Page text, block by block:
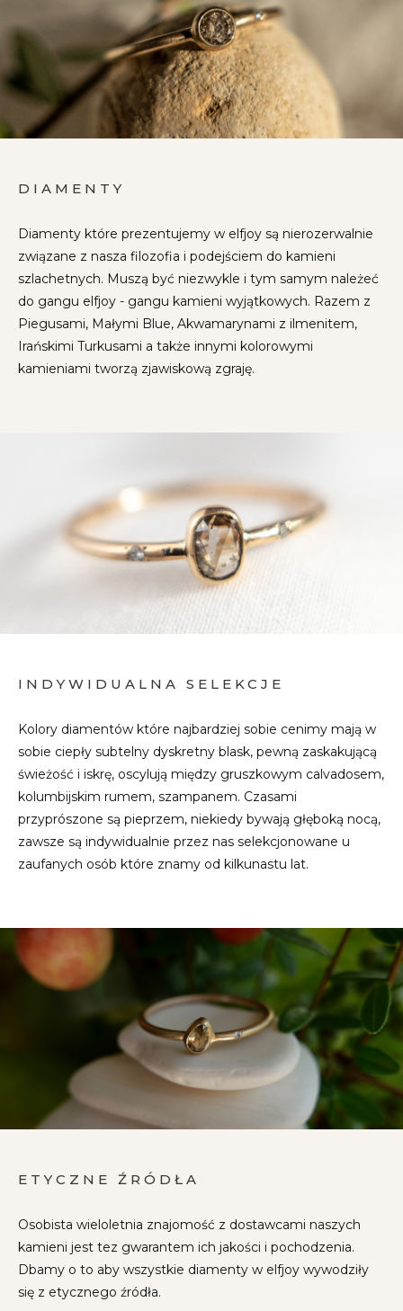
DIAMENTY
Diamenty które prezentujemy w elfjoy są nierozerwalnie
związane z nasza filozofia i podejściem do kamieni
szlachetnych. Muszą być niezwykle i tym samym należeć
do gangu elfjoy - gangu kamieni wyjątkowych. Razem z
Piegusami, Małymi Blue, Akwamarynami z ilmenitem,
Irańskimi Turkusami a także innymi kolorowymi
kamieniami tworzą zjawiskową zgraję.
INDYWIDUALNA SELEKCJE
Kolory diamentów które najbardziej sobie cenimy mają w
sobie ciepły subtelny dyskretny blask, pewną zaskakującą
świeżość i iskrę, oscylują między gruszkowym calvadosem,
kolumbijskim rumem, szampanem. Czasami
przyprószone są pieprzem, niekiedy bywają głęboką nocą,
zawsze są indywidualnie przez nas selekcjonowane u
zaufanych osób które znamy od kilkunastu lat.
ETYCZNE ŹRÓDŁA
Osobista wieloletnia znajomość z dostawcami naszych
kamieni jest tez gwarantem ich jakości i pochodzenia.
Dbamy o to aby wszystkie diamenty w elfjoy wywodziły
się z etycznego źródła.